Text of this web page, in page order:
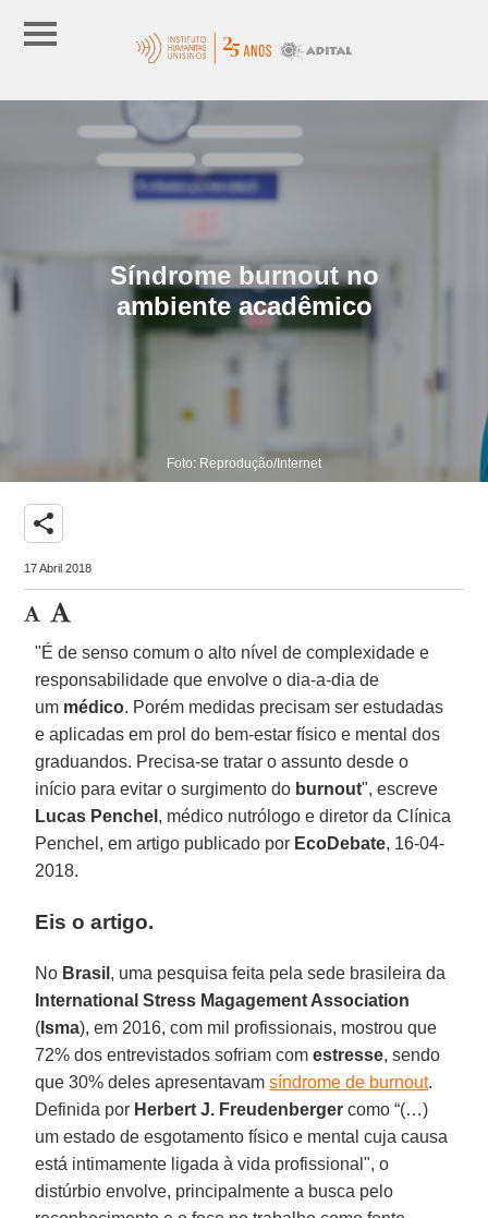
Síndrome burnout no
ambiente acadêmico
Foto: Reprodução/Internet
share
17 Abril 2018
"É de senso comum o alto nível de complexidade e
responsabilidade que envolve o dia-a-dia de
um médico. Porém medidas precisam ser estudadas
e aplicadas em prol do bem-estar físico e mental dos
graduandos. Precisa-se tratar o assunto desde o
início para evitar o surgimento do burnout", escreve
Lucas Penchel , médico nutrólogo e diretor da Clínica
Penchel, em artigo publicado por EcoDebate, 16-04-
2018.
Eis o artigo.
No Brasil , uma pesquisa feita pela sede brasileira da
International Stress Magagement Association
( Isma), em 2016, com mil profissionais, mostrou que
72% dos entrevistados sofriam comestresse, sendo
que 30% deles apresentavamsíndrome de burnout.
Definida por Herbert J. Freudenberger como “(…)
um estado de esgotamento físico e mental cuja causa
está intimamente ligada à vida profissional", o
distúrbio envolve, principalmente a busca pelo